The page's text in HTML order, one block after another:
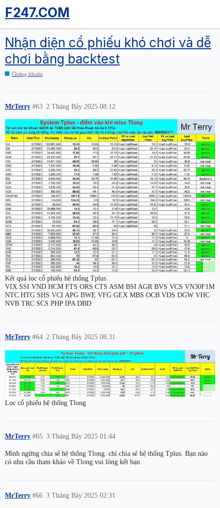
F247.COM
Nhận diện cổ phiếu khó chơi và dễ
chơi bằng backtest
Chứng khoán
MrTerry 2 Tháng Bảy 2025 08:12
#63
Kết quả lọc cổ phiếu hệ thống Tplus
VIX SSI VND HCM FTS ORS CTS ASM BSI AGR BVS VCS VN30F1M
NTC HTG SHS VCI APG BWE VFG GEX MBS OCB VDS DGW VHC
NVB TRC SCS PHP IPA DBD
MrTerry 2 Tháng Bảy 2025 08:31
#64
Lọc cổ phiếu hệ thống Tlong
MrTerry 3 Tháng Bảy 2025 01:44
#65
Mình ngừng chia sẻ hệ thống Tlong. chỉ chia sẻ hệ thống Tplus. Bạn nào
có nhu cầu tham khảo về Tlong vui lòng kết bạn.
MrTerry 3 Tháng Bảy 2025 02:31
#66